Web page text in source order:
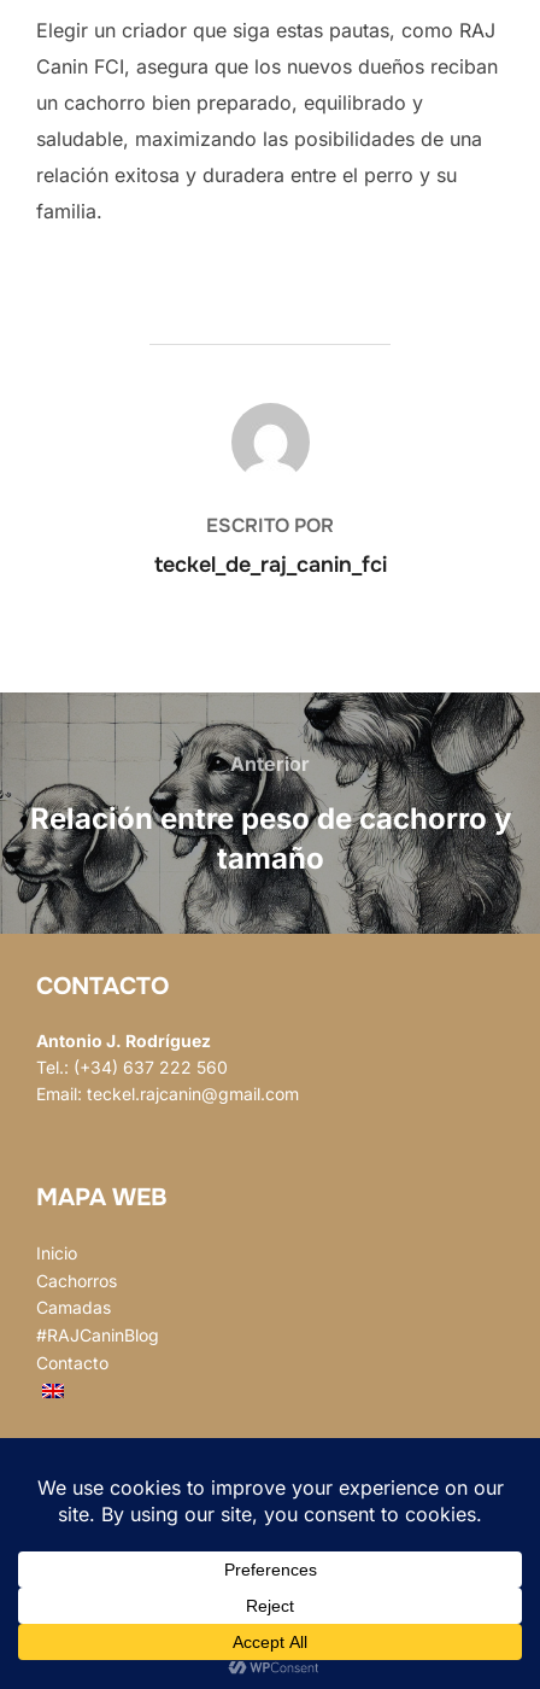
Elegir un criador que siga estas pautas, como RAJ
Canin FCI, asegura que los nuevos dueños reciban
un cachorro bien preparado, equilibrado y
saludable, maximizando las posibilidades de una
relación exitosa y duradera entre el perro y su
familia.
AUTOR DE LA PUBLICACIÓN
ESCRITO POR
teckel_de_raj_canin_fci
Navegación
de
entradas
Anterior
Anterior
Relación entre peso de cachorro y
tamaño
CONTACTO
Antonio J. Rodríguez
Tel.: (+34) 637 222 560
Email: teckel.rajcanin@gmail.com
MAPA WEB
Inicio
Cachorros
Camadas
#RAJCaninBlog
Contacto
Instagram
Facebook
Correo electrónico